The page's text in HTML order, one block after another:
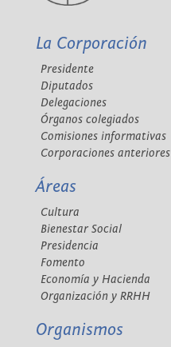
La Corporación
Presidente
Diputados
Delegaciones
Órganos colegiados
Comisiones informativas
Corporaciones anteriores
Áreas
Cultura
Bienestar Social
Presidencia
Fomento
Economía y Hacienda
Organización y RRHH
Organismos